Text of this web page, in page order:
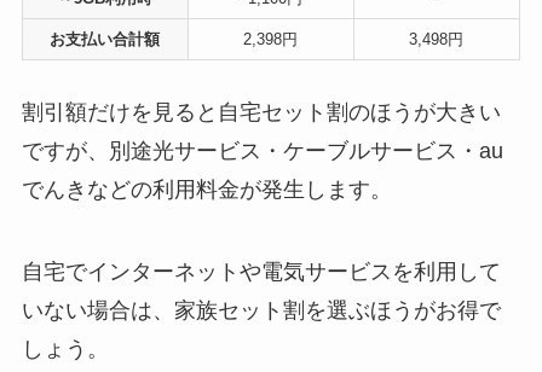
お支払い合計額 2,398円 3,498円
割引額だけを見ると自宅セット割のほうが大きい
ですが、別途光サービス・ケーブルサービス・au
でんきなどの利用料金が発生します。
自宅でインターネットや電気サービスを利用して
いない場合は、家族セット割を選ぶほうがお得で
しょう。